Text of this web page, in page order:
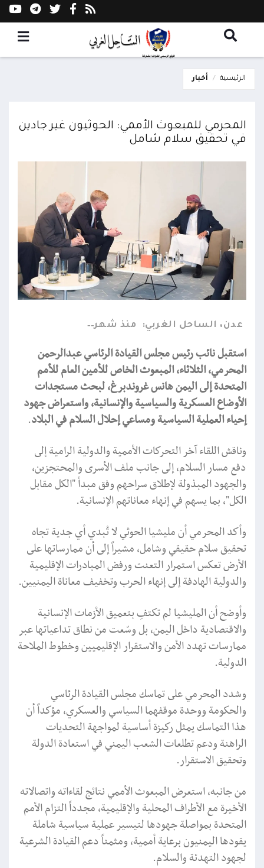
الرئيسية أخبار
المحرمي للمبعوث الأممي: الحوثيون غير جادين
في تحقيق سلام شامل
عدن، الساحل الغربي: منذ شهر
استقبل نائب رئيس مجلس القيادة الرئاسي عبدالرحمن
المحرمي، الثلاثاء، المبعوث الخاص للأمين العام للأمم
المتحدة إلى اليمن هانس غروندبرغ، لبحث مستجدات
الأوضاع العسكرية والسياسية والإنسانية، واستعراض جهود
إحياء العملية السياسية ومساعي إحلال السلام في البلاد.
وناقش اللقاء آخر التحركات الأممية والدولية الرامية إلى
دفع مسار السلام، إلى جانب ملف الأسرى والمحتجزين،
والجهود المبذولة لإطلاق سراحهم وفق مبدأ "الكل مقابل
الكل"، بما يسهم في إنهاء معاناتهم الإنسانية.
وأكد المحرمي أن مليشيا الحوثي لا تُبدي أي جدية تجاه
تحقيق سلام حقيقي وشامل، مشيراً إلى أن ممارساتها على
الأرض تعكس استمرار التعنت ورفض المبادرات الإقليمية
والدولية الهادفة إلى إنهاء الحرب وتخفيف معاناة اليمنيين.
وأوضح أن المليشيا لم تكتفِ بتعميق الأزمات الإنسانية
والاقتصادية داخل اليمن، بل وسّعت من نطاق تداعياتها عبر
ممارسات تهدد الأمن والاستقرار الإقليميين وخطوط الملاحة
الدولية.
وشدد المحرمي على تماسك مجلس القيادة الرئاسي
والحكومة ووحدة موقفهما السياسي والعسكري، مؤكداً أن
هذا التماسك يمثل ركيزة أساسية لمواجهة التحديات
الراهنة ودعم تطلعات الشعب اليمني في استعادة الدولة
وتحقيق الاستقرار.
من جانبه، استعرض المبعوث الأممي نتائج لقاءاته واتصالاته
الأخيرة مع الأطراف المحلية والإقليمية، مجدداً التزام الأمم
المتحدة بمواصلة جهودها لتيسير عملية سياسية شاملة
يقودها اليمنيون برعاية أممية، ومثمناً دعم القيادة الشرعية
لجهود التهدئة والسلام.